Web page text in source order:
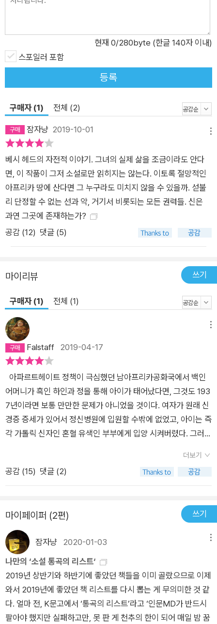
하는 쎌로와 댄은 남아프리카공화국에서 태어난 순간부터 그녀
가 평생 대면해야 했던 인종적 차별과 억압의 문제에 대한 근원적
탐색임을 분명히 하는 것이다. 단순화하자면 쎌로와 댄은 선과 악
을 대표한다. 특히 어느 시점부터 쎌로는 자신에게 너무 기대지
스에게 경고하는데, 사실 절대적 선에 대한 믿음은 악에 맞설 힘
을 주기도 하지만 동시에 그만큼 우리를 취약하게 만들기도 한다.
말하자면 쎌로를 통해 나타나는 엘리자베스의 문제는, 혹은 베시
헤드가 보는 우리의 문제는 선과 악이 두부 자르듯 구분된다는 이
분법적 사고이고, 그런 이분법을 역사속의 주요 종교에서 전형적
으로 찾아볼 수 있는 것이다. 쎌로가 선을 집약하면서도 현실적으
로 악과 분리될 수 없다는 것, 우리를 절망으로 내모는 것은 악이
라기보다 선과 악의 이분법일 수도 있다는 사실을 나타낸다면 댄
본질성의 문제, 피부색이나 성적 욕망 같은 육체적이고 따라서 저
삶의 균형을 잡을 수 있도록 도와주는 것은 지역산업 프로젝트와
아들이다. 흑백의 극단적 대립과 억압이 지배적인 남아프리카공
화국과 달리 보츠와나는 백인의 억압적 식민지 지배보다는 오히
려 서구의 인도적인 개발 지원과 자발적 봉사가 활발하게 이루어
졌기 때문에 베시 헤드의 작품 내에서도 백인과 원주민의 우호적
관계가 두드러진다. 베시 헤드는 이들의 관계를 통해 생물학적 특
성과 관련된 흑인의 정체성이 억압과 멸시를 정당화하는 명분이
되었다고 밝힌다. 그러면서 흑인의 특정한 정체성을 적극적으로
이용하는 일은 권력자들에게 이용당할 위험에 항상 노출되어 있
다는 경고의 메시지를 전한다. “모두 다 평범하기를 바란다고 할
때, 그것은 그저 사람이 사람을 사랑한다는 말의 다른 표현일 뿐
이니까.“ 엘리자베스는 아들의 시를 통해 결국, 신과 선(善)이 인
간과 동떨어져 홀로 하늘 위에 존재하는 것이 아니라 하루하루를
자 선으로 여기고 대우하는 일이 인종이나 계급, 그 어떤 이념에
문턱까지 이르며 겪어야 했던 고통과 다른 이들과의 관계 속 친밀
함을 통해서 이러한 진리를 보여준다. 바로 그렇게 함께 지옥을
경험하고, 다른 한편으로 쌓여가는 신뢰와 애정을 경험했기 때문
에 마지막의 포개진 손이 추상적 명제가 아니라 한토막 삶으로 여
전히 유효하게 우리 안에 자리하게 되는 것이다.
현재 0/280byte (한글 140자 이내)
스포일러 포함
등록
구매자 (1) 전체 (2)
잠자냥 2019-10-01
베시 헤드의 자전적 이야기. 그녀의 실제 삶을 조금이라도 안다
면, 이 작품이 그저 소설로만 읽히지는 않는다. 이토록 절망적인
아프리카 땅에 산다면 그 누구라도 미치지 않을 수 있을까. 섣불
리 단정할 수 없는 선과 악, 거기서 비롯되는 모든 권력들. 신은
과연 그곳에 존재하는가?
공감 (12) 댓글 (5)
마이리뷰 쓰기
구매자 (1) 전체 (1)
Falstaff 2019-04-17
아파르트헤이트 정책이 극심했던 남아프리카공화국에서 백인
어머니가 흑인 하인과 정을 통해 아이가 태어났다면, 그것도 193
7년이라면 보통 만만한 문제가 아니었을 것이다. 여자가 원래 신
경증 증세가 있어서 정신병원에 입원할 수밖에 없었고, 아이는 즉
각 가톨릭 신자인 혼혈 유색인 부부에게 입양 시켜버렸다. 그러나
는지 할머니는 종종 아이를 찾아보기도 했단다. 아이가 열네 살이
되던 해의 크리스마스에 학교는 아이를 양부모에게 보내는 대신
법원으로 끌고 가, 백인 어머니와 원주민 흑인 아버지 사이의 출
생임을 처음으로 알렸으니 이제 막 사춘기에 접어든 아이는 얼마
나 기겁을 했을까. 이후 남아프리카의 정치적 소요에 관심을 갖
고, 힌두교인으로 개종을 했으며, 교사 생활을 조금 하다가 때려
치우고 유색인 대상 신문기자 생활을 잠깐 한다. 적극적으로 하지
는 않았지만 정치활동을 하다 체포되기도 하고, 유명 예술가에게
성폭행을 당해 자살을 시도하기도 한다. 젊어서 겪은 많은 우여곡
절엔 결혼과 출산도 포함되며, 아들과 둘이서 보츠와나로 이주해
겪는 신산한 삶으로 정점을 찍는다. 보츠와나의 작은 마을에서 중
학교 선생을 하다 교장과의 갈등으로 학교를 그만두면서 지역산
더보기
공감 (15) 댓글 (2)
마이페이퍼 (2편) 쓰기
잠자냥 2020-01-03
나만의 ‘소설 통곡의 리스트‘
2019년 상반기와 하반기에 좋았던 책들을 이미 골랐으므로 이제
와서 2019년에 좋았던 책 리스트를 다시 뽑는 게 무의미한 것 같
다. 얼마 전, K문고에서 ‘통곡의 리스트’라고 ‘인문MD가 반드시
팔아야 했지만 실패하고만, 못 판 게 천추의 한이 되어 매일 밤 꿈